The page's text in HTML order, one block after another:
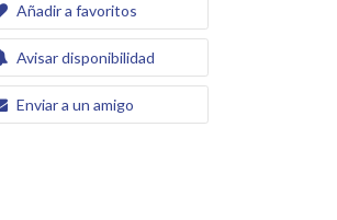
Añadir a favoritos
Avisar disponibilidad
Enviar a un amigo